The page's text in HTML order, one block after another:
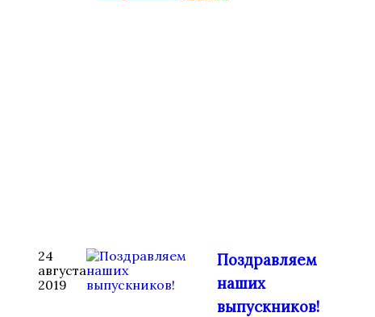
24
августа
2019
Поздравляем
наших
выпускников!